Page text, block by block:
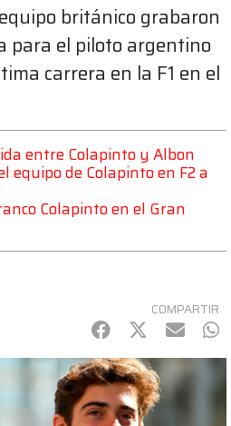
británico grabaron
para el piloto argentino
carrera en la F1 en el
entre Colapinto y Albon
equipo de Colapinto en F2 a
Colapinto en el Gran
COMPARTIR
Facebook
Twitter
mail